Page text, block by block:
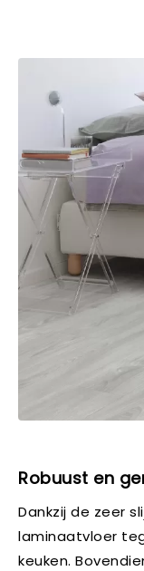
Robuust en
Dankzij de zeer
laminaatvloer
keuken.